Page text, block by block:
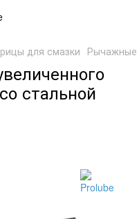
для смазки Рычажные
стальной